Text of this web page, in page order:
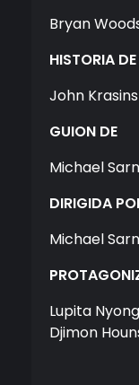
Bryan
HISTORIA DE
John
GUION DE
Michael
DIRIGIDA
Michael
Lupita
Djimon